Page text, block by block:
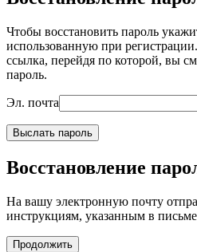
Чтобы восстановить пароль
использованную при
ссылка, перейдя по которой, вы
пароль.
Эл. почта
Выслать пароль
Восстановление
На вашу электронную почту
инструкциям, указанным в
Продолжить